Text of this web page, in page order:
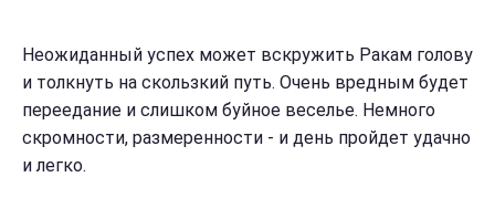
Неожиданный успех может вскружить Ракам голову
и толкнуть на скользкий путь. Очень вредным будет
переедание и слишком буйное веселье. Немного
скромности, размеренности - и день пройдет удачно
и легко.